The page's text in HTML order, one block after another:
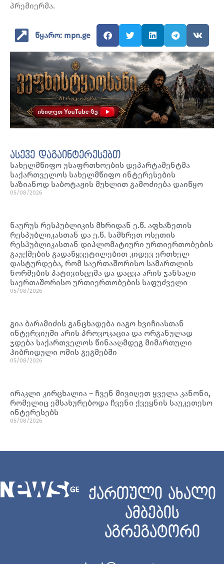
პრემიერმა.
წყარო: mpn.ge
ასევე დაგაინტერესებთ
სახელმწიფო უსაფრთხოების დეპარტამენტმა
საქართველოს სახელმწიფო ინტერესების
საზიანოდ საბოტაჟის მუხლით გამოძიება დაიწყო
05/08/2026
ნაურუს რესპუბლიკის მხრიდან ე.წ. აფხაზეთის
რესპუბლიკასთან და ე.წ. სამხრეთ ოსეთის
რესპუბლიკასთან დიპლომატიური ურთიერთობების
გაუქმების გადაწყვეტილებით კიდევ ერთხელ
დასტურდება, რომ საერთაშორისო სამართლის
ნორმების პატივისცემა და დაცვა არის ჯანსაღი
საერთაშორისო ურთიერთობების საფუძველი
05/08/2026
გია ბარამიძის განცხადება იაგო ხვიჩიასთან
ინტერვიუში არის პროვოკაცია და ორგანულად
ჯდება საქართველოს წინააღმდეგ მიმართული
ჰიბრიდული ომის გეგმებში
05/08/2026
ირაკლი კირცხალია – ჩვენ მივიღეთ ყველა კანონი,
რომელიც ემსახურებოდა ჩვენი ქვეყნის საუკეთესო
ინტერესებს
05/08/2026
ქართული ახალი
ამბების
აგრეგატორი